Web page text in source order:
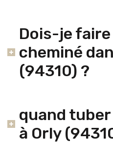
Dois-je
cheminé
(94310) ?
quand
à Orly